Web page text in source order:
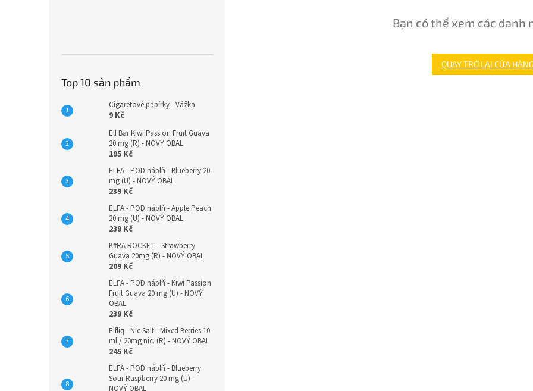
Top 10 sản phẩm
Cigaretové papírky - Vážka
9 Kč
Elf Bar Kiwi Passion Fruit Guava
20 mg (R) - NOVÝ OBAL
195 Kč
ELFA - POD náplň - Blueberry 20
mg (U) - NOVÝ OBAL
239 Kč
ELFA - POD náplň - Apple Peach
20 mg (U) - NOVÝ OBAL
239 Kč
K#RA ROCKET - Strawberry
Guava 20mg (R) - NOVÝ OBAL
209 Kč
ELFA - POD náplň - Kiwi Passion
Fruit Guava 20 mg (U) - NOVÝ
OBAL
239 Kč
Elfliq - Nic Salt - Mixed Berries 10
ml / 20mg nic. (R) - NOVÝ OBAL
245 Kč
ELFA - POD náplň - Blueberry
Sour Raspberry 20 mg (U) -
NOVÝ OBAL
Bạn có thể xem các danh
QUAY TRỞ LẠI CỬA HÀNG